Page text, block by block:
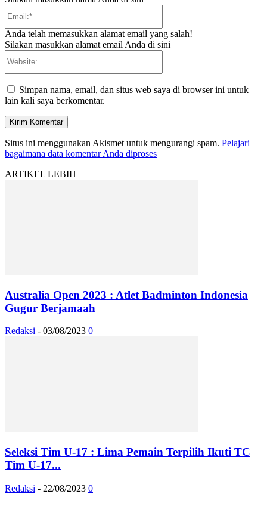
Anda telah memasukkan alamat email yang salah!
Silakan masukkan alamat email Anda di sini
Simpan nama, email, dan situs web saya di browser ini untuk
lain kali saya berkomentar.
Situs ini menggunakan Akismet untuk mengurangi spam. Pelajari
bagaimana data komentar Anda diproses
ARTIKEL LEBIH
Australia Open 2023 : Atlet Badminton Indonesia
Gugur Berjamaah
Redaksi - 03/08/2023 0
Seleksi Tim U-17 : Lima Pemain Terpilih Ikuti TC
Tim U-17...
Redaksi - 22/08/2023 0